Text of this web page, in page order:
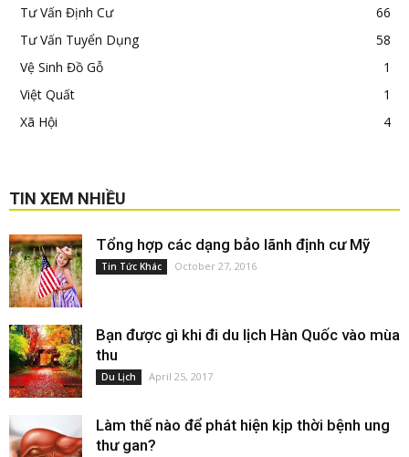
Tư Vấn Định Cư
66
Tư Vấn Tuyển Dụng
58
Vệ Sinh Đồ Gỗ
1
Việt Quất
1
Xã Hội
4
TIN XEM NHIỀU
Tổng hợp các dạng bảo lãnh định cư Mỹ
Tin Tức Khác October 27, 2016
Bạn được gì khi đi du lịch Hàn Quốc vào mùa
thu
Du Lịch April 25, 2017
Làm thế nào để phát hiện kịp thời bệnh ung
thư gan?